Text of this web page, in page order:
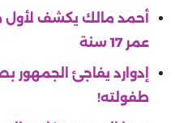
أحمد مالك يكشف لأول
عمر 17 سنة
إدوارد يفاجئ
طفولته!